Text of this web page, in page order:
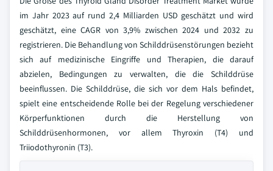
im Jahr 2023 auf rund 2,4 Milliarden USD geschätzt und wird
geschätzt, eine CAGR von 3,9% zwischen 2024 und 2032 zu
registrieren. Die Behandlung von Schilddrüsenstörungen bezieht
sich auf medizinische Eingriffe und Therapien, die darauf
abzielen, Bedingungen zu verwalten, die die Schilddrüse
beeinflussen. Die Schilddrüse, die sich vor dem Hals befindet,
spielt eine entscheidende Rolle bei der Regelung verschiedener
Körperfunktionen durch die Herstellung von
Schilddrüsenhormonen, vor allem Thyroxin (T4) und
Triiodothyronin (T3).